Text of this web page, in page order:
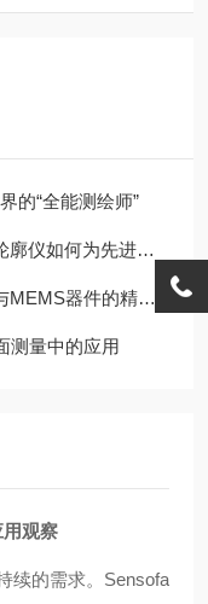
的“全能测绘师”
装“微Bump”精准把关
件的精密测量利器
测量中的应用
观察
续的需求。Sensofa